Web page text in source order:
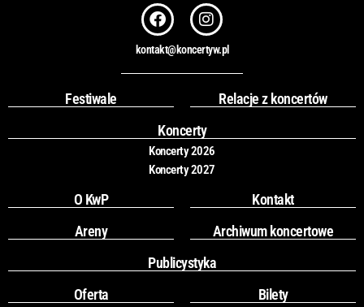
F
a
c
e
b
o
k
I
n
s
t
a
r
a
m
kontakt@koncertyw.pl
Festiwale
Relacje z koncertów
Koncerty
Koncerty 2026
Koncerty 2027
O KwP
Kontakt
Areny
Archiwum koncertowe
Publicystyka
Oferta
Bilety